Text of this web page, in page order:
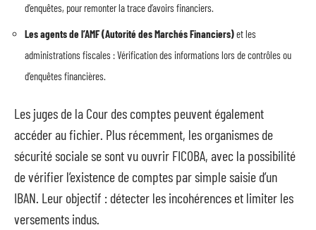
d’enquêtes, pour remonter la trace d’avoirs financiers.
Les agents de l’AMF (Autorité des Marchés Financiers)et les
administrations fiscales : Vérification des informations lors de contrôles ou
d’enquêtes financières.
Les juges de la Cour des comptes peuvent également
accéder au fichier. Plus récemment, les organismes de
sécurité sociale se sont vu ouvrir FICOBA, avec la possibilité
de vérifier l’existence de comptes par simple saisie d’un
IBAN. Leur objectif : détecter les incohérences et limiter les
versements indus.